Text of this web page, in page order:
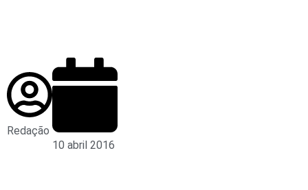
Redação
10 abril 2016